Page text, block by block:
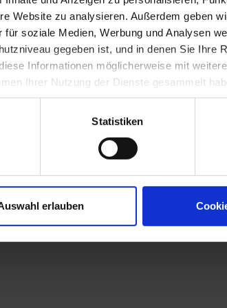
Website zu analysieren. Außerdem geben
soziale Medien, Werbung und Analysen
gegeben ist, und in denen Sie Ihre
Informationen möglicherweise mit
Ihrer Nutzung der Dienste gesammelt
Statistiken
erlauben